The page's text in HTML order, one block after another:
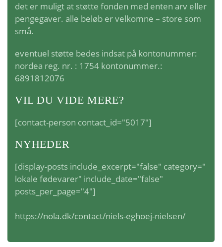
det er muligt at støtte fonden med enten arv eller
pengegaver. alle beløb er velkomne – store som
små.
eventuel støtte bedes indsat på kontonummer:
nordea reg. nr. : 1754 kontonummer.:
6891812076
VIL DU VIDE MERE?
[contact-person contact_id="5017"]
NYHEDER
[display-posts include_excerpt="false" category="
lokale fødevarer" include_date="false"
posts_per_page="4"]
https://nola.dk/contact/niels-eghoej-nielsen/